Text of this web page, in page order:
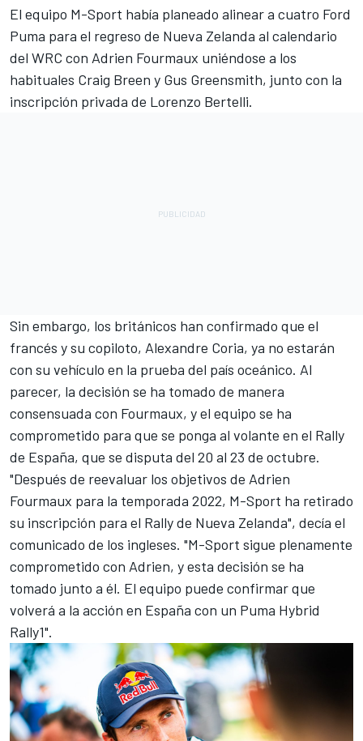
El equipo M-Sport había planeado alinear a cuatro Ford
Puma para el regreso de Nueva Zelanda al calendario
del WRC con Adrien Fourmaux uniéndose a los
habituales Craig Breen y Gus Greensmith, junto con la
inscripción privada de Lorenzo Bertelli.
Sin embargo, los británicos han confirmado que el
francés y su copiloto, Alexandre Coria, ya no estarán
con su vehículo en la prueba del país oceánico. Al
parecer, la decisión se ha tomado de manera
consensuada con Fourmaux, y el equipo se ha
comprometido para que se ponga al volante en el Rally
de España, que se disputa del 20 al 23 de octubre.
"Después de reevaluar los objetivos de Adrien
Fourmaux para la temporada 2022, M-Sport ha retirado
su inscripción para el Rally de Nueva Zelanda", decía el
comunicado de los ingleses. "M-Sport sigue plenamente
comprometido con Adrien, y esta decisión se ha
tomado junto a él. El equipo puede confirmar que
volverá a la acción en España con un Puma Hybrid
Rally1".